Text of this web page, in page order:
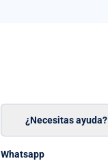
¿Necesitas ayuda?
Whatsapp